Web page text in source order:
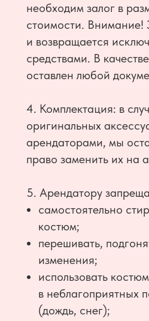
необходим залог в
стоимости. Внимание!
и возвращается
средствами. В
оставлен любой
4. Комплектация: в
оригинальных
арендаторами, мы
право заменить их на
5. Арендатору
самостоятельно
костюм;
перешивать,
изменения;
использовать
в неблагоприятных
(дождь, снег);